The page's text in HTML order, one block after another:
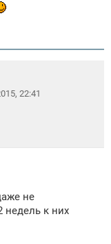
22:41
не
недель к них